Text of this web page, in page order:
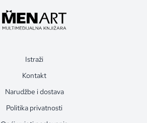
Istraži
Kontakt
Narudžbe i dostava
Politika privatnosti